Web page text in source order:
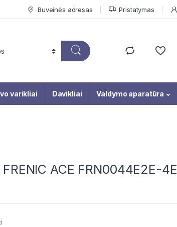
Buveinės adresas Pristatymas
varikliai Davikliai Valdymo aparatūra
ACE FRN0044E2E-4E